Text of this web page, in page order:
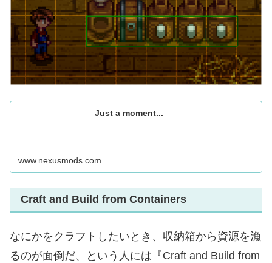
Just a moment...
www.nexusmods.com
Craft and Build from Containers
なにかをクラフトしたいとき、収納箱から資源を漁
るのが面倒だ、という人には『Craft and Build from